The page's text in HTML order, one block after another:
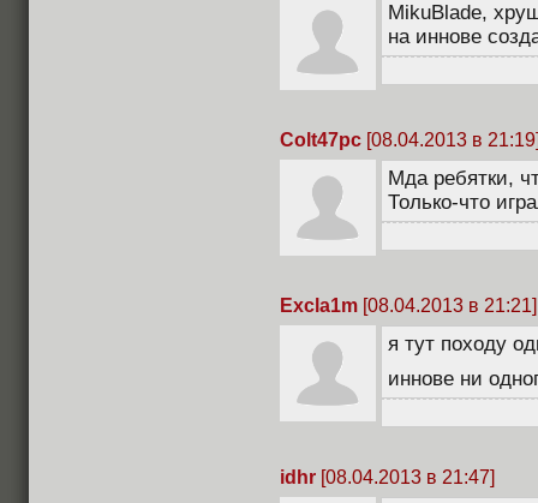
MikuBlade,
на иннове
Colt47pc [08.04.2013 в
Мда ребятки,
Только-что
Excla1m [08.04.2013 в 21:21]
я тут походу
иннове ни
idhr [08.04.2013 в 21:47]